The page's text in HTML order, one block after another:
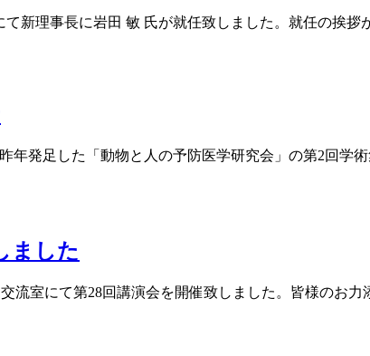
新理事長に岩田 敏 氏が就任致しました。就任の挨拶
発足した「動物と人の予防医学研究会」の第2回学
ました
流室にて第28回講演会を開催致しました。皆様のお